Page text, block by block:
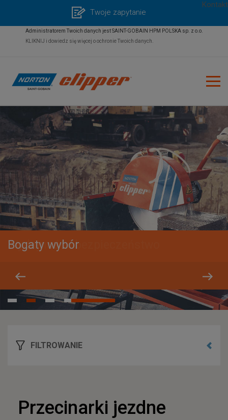
Kontakt
Twoje zapytanie
Administratorem Twoich danych jest SAINT-GOBAIN HPM POLSKA sp. z o.o.
KLIKNIJ i dowiedz się więcej o ochronie Twoich danych.
Bogaty wybór
FILTROWANIE
Przecinarki jezdne